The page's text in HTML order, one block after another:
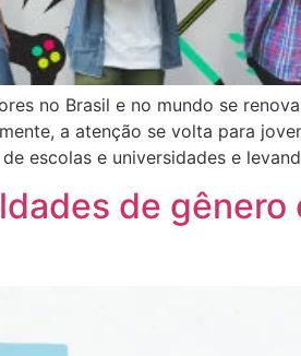
no Brasil e no mundo se
a atenção se volta para
escolas e universidades e
de gênero